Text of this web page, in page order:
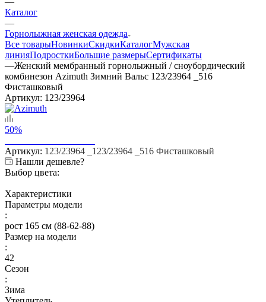
Каталог
—
Горнолыжная женская одежда
Все товарыНовинкиСкидкиКаталогМужская
линияПодросткиБольшие размерыСертификаты
—Женский мембранный горнолыжный / сноубордический
комбинезон Azimuth Зимний Вальс 123/23964 _516
Фисташковый
Артикул: 123/23964
50%
Артикул: 123/23964 _123/23964 _516 Фисташковый
Нашли дешевле?
Выбор цвета:
Характеристики
Параметры модели
:
рост 165 см (88-62-88)
Размер на модели
:
42
Сезон
:
Зима